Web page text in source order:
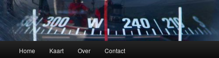
Home Kaart Over Contact